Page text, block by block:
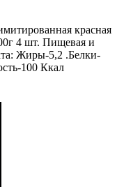
красная
4 шт. Пищевая и
Жиры-5,2 .Белки-
100 Ккал